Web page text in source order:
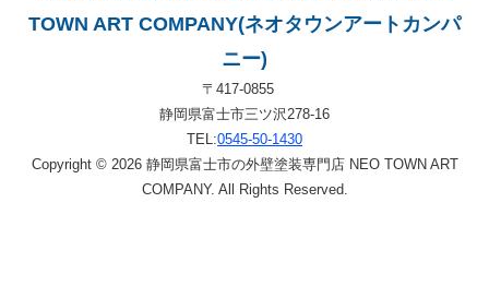
TOWN ART COMPANY(ネオタウンアートカンパ
ニー)
〒417-0855
静岡県富士市三ツ沢278-16
TEL:0545-50-1430
Copyright © 2026 静岡県富士市の外壁塗装専門店 NEO TOWN ART
COMPANY. All Rights Reserved.